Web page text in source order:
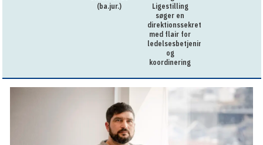
(ba.jur.)
Ligestilling
søger en
direktionssekretær
med flair for
ledelsesbetjening
og
koordinering